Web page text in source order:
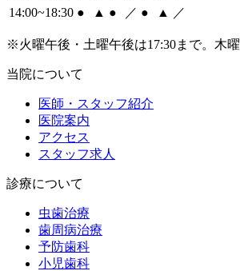
14:00~18:30 ● ▲ ● ／ ● ▲ ／
※火曜午後・土曜午後は17:30まで。木曜
当院について
医師・スタッフ紹介
医院案内
アクセス
スタッフ求人
診療について
虫歯治療
歯周病治療
予防歯科
小児歯科